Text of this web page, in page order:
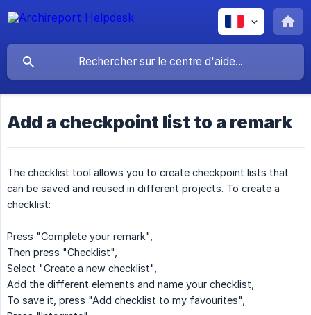
Add a checkpoint list to a remark
The checklist tool allows you to create checkpoint lists that
can be saved and reused in different projects. To create a
checklist:
Press "Complete your remark",
Then press "Checklist",
Select "Create a new checklist",
Add the different elements and name your checklist,
To save it, press "Add checklist to my favourites",